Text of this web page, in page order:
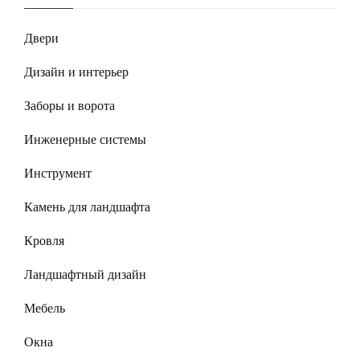
Двери
Дизайн и интерьер
Заборы и ворота
Инженерные системы
Инструмент
Камень для ландшафта
Кровля
Ландшафтный дизайн
Мебель
Окна